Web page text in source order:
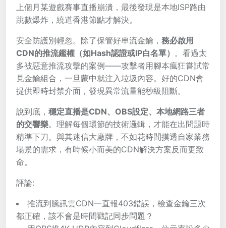
上個月某遊戲賽事直播崩潰，最後發現是本地ISP路由
跳數爆炸，繞道香港節點才解決。
安全防護別輕忽。除了保管好串流金鑰， 務必啟用
CDN的推流鑑權（如Hash認證或IP白名單） 。看過太
多被惡意推流攻擊的案例——攻擊者用腳本瘋狂嘗試常
見金鑰組合，一旦蒙中就注入垃圾內容。好的CDN會
提供即時封禁介面，發現異常流量能秒級阻斷。
說到底， 穩定直播是CDN、OBS設定、本地網路三者
的交響樂。理解每個環節的技術邏輯，才能在出問題時
精準下刀。與其迷信大廠牌，不如花時間摸透自家業務
場景的需求，有時候小而美的CDN解決方案反而更致
命。
評論:
推流到騰訊雲CDN一直報403錯誤，檢查金鑰三次
都正確，該不會是時間戳記同步問題？